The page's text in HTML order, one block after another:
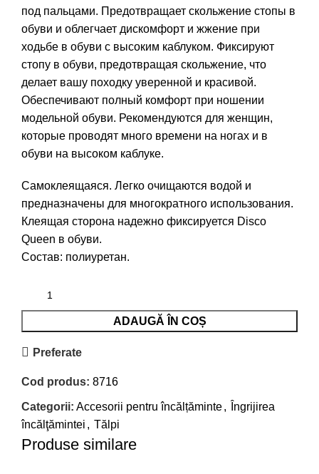
под пальцами. Предотвращает скольжение стопы в
обуви и облегчает дискомфорт и жжение при
ходьбе в обуви с высоким каблуком. Фиксируют
стопу в обуви, предотвращая скольжение, что
делает вашу походку уверенной и красивой.
Обеспечивают полный комфорт при ношении
модельной обуви. Рекомендуются для женщин,
которые проводят много времени на ногах и в
обуви на высоком каблуке.
Самоклеящаяся. Легко очищаются водой и
предназначены для многократного использования.
Клеящая сторона надежно фиксируется Disco
Queen в обуви.
Состав: полиуретан.
ADAUGĂ ÎN COȘ
Preferate
Cod produs: 8716
Categorii: Accesorii pentru încălțăminte,
Îngrijirea
încălţămintei , Tălpi
Produse similare